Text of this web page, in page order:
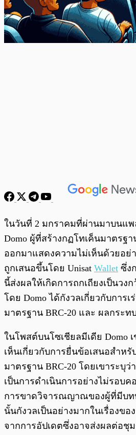
พร้อมเล่น
ในวันที่ 2 มกราคมที่ผ่านมาบนแ
Domo ผู้ที่สร้างกฏโทเค็นมาตรฐา
ออกมาแสดงความไม่เห็นด้วยอย่
ถูกเสนอขึ้นโดย Unisat Wallet ซึ่ง
นี้ส่งผลให้เกิดการถกเถียงเป็นวง
โดย Domo ได้กังวลเกี่ยวกับการเ
มาตรฐาน BRC-20 และ ผลกระ
ในโพสต์บนโซเชียลมีเดีย Domo
เห็นเกี่ยวกับการยื่นข้อเสนอสำหรั
มาตรฐาน BRC-20 โดยเขาระบุว่
เป็นการดำเนินการอย่างไม่รอบ
การขาดวิจารณญาณของผู้ที่มีบท
นั้นกังวลเป็นอย่างมากในเรื่องข
จากการอัปเดตซึ่งอาจส่งผลต่อชุ